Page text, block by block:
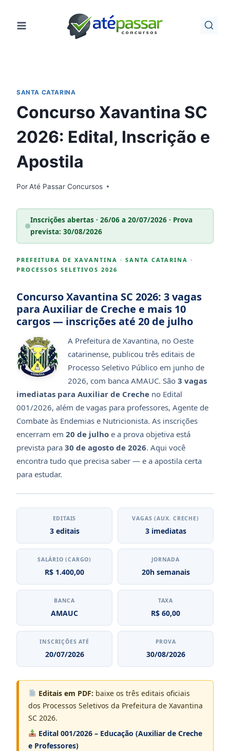
para
SANTA CATARINA
Concurso Xavantina SC
2026: Edital, Inscrição e
Apostila
PorAté Passar Concursos
Inscrições abertas · 26/06 a 20/07/2026 · Prova
prevista: 30/08/2026
PREFEITURA DE XAVANTINA · SANTA CATARINA ·
PROCESSOS SELETIVOS 2026
Concurso Xavantina SC 2026: 3 vagas
para Auxiliar de Creche e mais 10
cargos — inscrições até 20 de julho
A Prefeitura de Xavantina, no Oeste
catarinense, publicou três editais de
Processo Seletivo Público em junho de
2026, com banca AMAUC. São 3 vagas
imediatas para Auxiliar de Creche no Edital
001/2026, além de vagas para professores, Agente de
Combate às Endemias e Nutricionista. As inscrições
encerram em 20 de julho e a prova objetiva está
prevista para 30 de agosto de 2026. Aqui você
encontra tudo que precisa saber — e a apostila certa
para estudar.
EDITAIS
3 editais
VAGAS (AUX. CRECHE)
3 imediatas
SALÁRIO (CARGO)
R$ 1.400,00
JORNADA
20h semanais
BANCA
AMAUC
TAXA
R$ 60,00
INSCRIÇÕES ATÉ
20/07/2026
PROVA
30/08/2026
Editais em PDF: baixe os três editais oficiais
dos Processos Seletivos da Prefeitura de Xavantina
SC 2026.
Edital 001/2026 – Educação (Auxiliar de Creche
e Professores)